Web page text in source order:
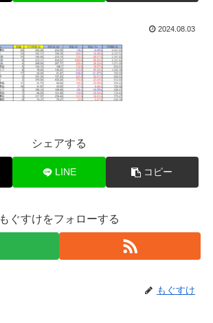
2024.08.03
シェアする
LINE コピー
もぐすけをフォローする
もぐすけ